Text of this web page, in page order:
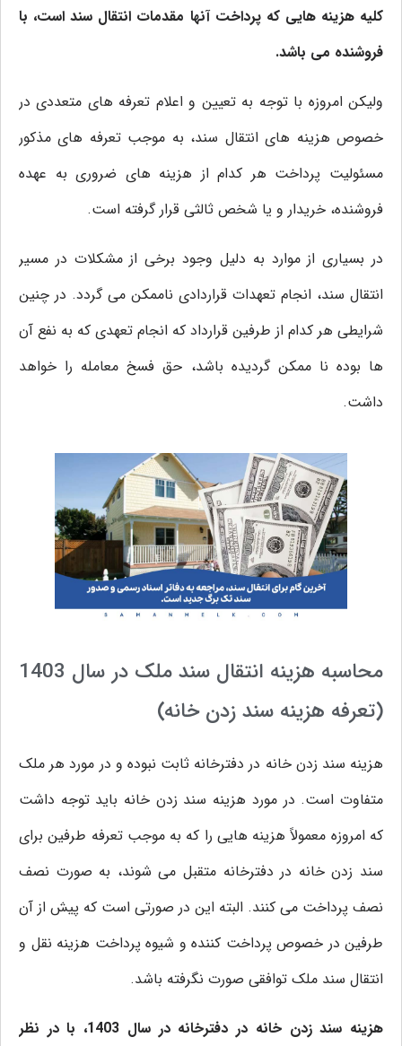
کلیه هزینه هایی که پرداخت آنها مقدمات انتقال سند است، با
فروشنده می باشد.
ولیکن امروزه با توجه به تعیین و اعلام تعرفه های متعددی در
خصوص هزینه های انتقال سند، به موجب تعرفه های مذکور
مسئولیت پرداخت هر کدام از هزینه های ضروری به عهده
فروشنده، خریدار و یا شخص ثالثی قرار گرفته است.
در بسیاری از موارد به دلیل وجود برخی از مشکلات در مسیر
انتقال سند، انجام تعهدات قراردادی ناممکن می گردد. در چنین
شرایطی هر کدام از طرفین قرارداد که انجام تعهدی که به نفع آن
ها بوده نا ممکن گردیده باشد، حق فسخ معامله را خواهد
داشت.
محاسبه هزینه انتقال سند ملک در سال 1403
(تعرفه هزینه سند زدن خانه)
هزینه سند زدن خانه در دفترخانه ثابت نبوده و در مورد هر ملک
متفاوت است. در مورد هزینه سند زدن خانه باید توجه داشت
که امروزه معمولاً هزینه هایی را که به موجب تعرفه طرفین برای
سند زدن خانه در دفترخانه متقبل می شوند، به صورت نصف
نصف پرداخت می کنند. البته این در صورتی است که پیش از آن
طرفین در خصوص پرداخت کننده و شیوه پرداخت هزینه نقل و
انتقال سند ملک توافقی صورت نگرفته باشد.
هزینه سند زدن خانه در دفترخانه در سال 1403، با در نظر